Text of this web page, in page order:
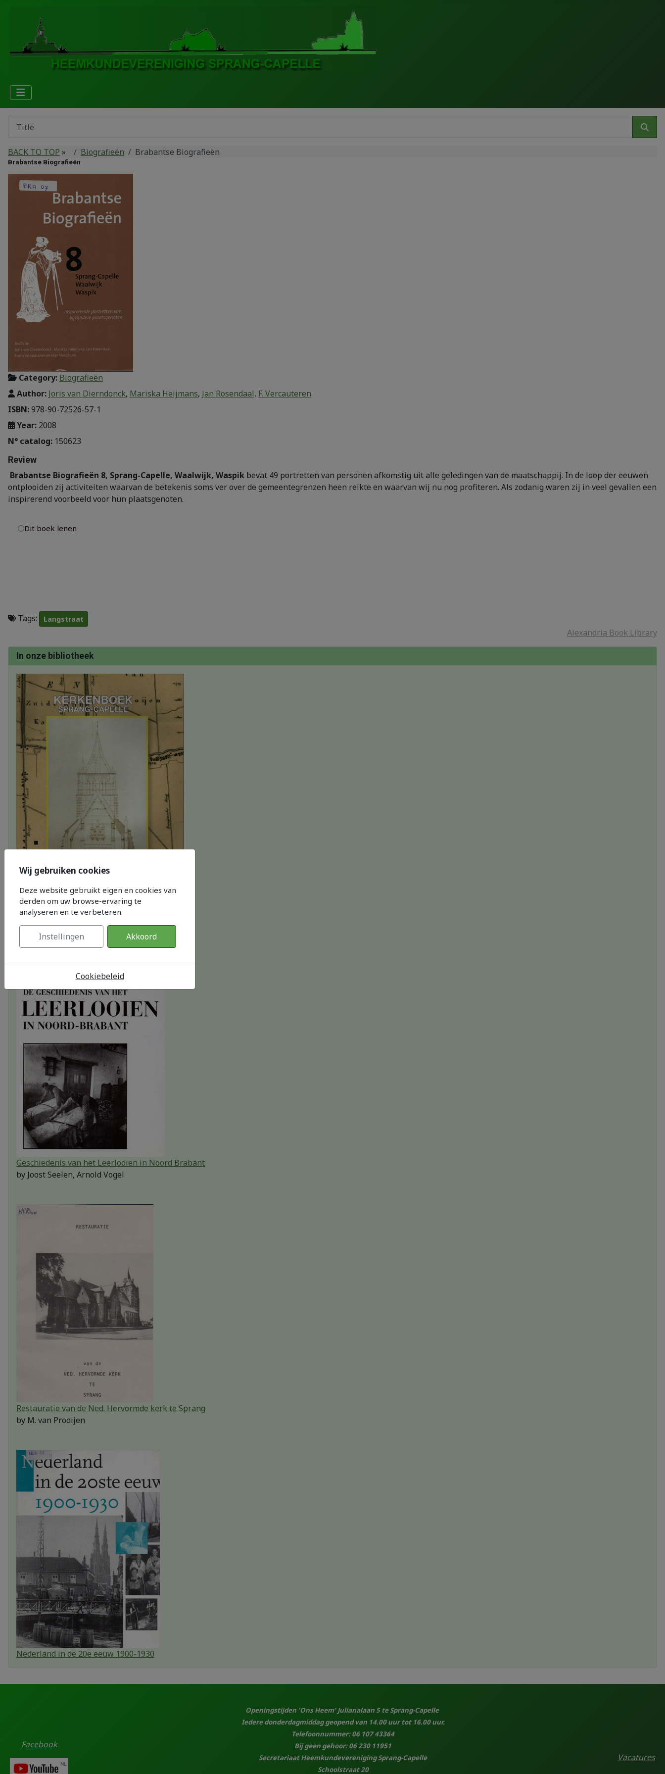
BACK TO TOP » Biografieën Brabantse Biografieën
Brabantse Biografieën
Category: Biografieën
Author: Joris van Dierndonck, Mariska Heijmans, Jan Rosendaal, F. Vercauteren
ISBN:978-90-72526-57-1
Year: 2008
N° catalog: 150623
Review
Brabantse Biografieën 8, Sprang-Capelle, Waalwijk, Waspik bevat 49 portretten van personen afkomstig uit alle geledingen van de maatschappij. In de loop der eeuwen
ontplooiden zij activiteiten waarvan de betekenis soms ver over de gemeentegrenzen heen reikte en waarvan wij nu nog profiteren. Als zodanig waren zij in veel gevallen een
inspirerend voorbeeld voor hun plaatsgenoten.
Dit boek lenen
Tags: Langstraat
Alexandria Book Library
In onze bibliotheek
Kerkenboek - Gebouwen en Geloven
byG Haverhals, M Klis, T Vos
Geschiedenis van het Leerlooien in Noord Brabant
by Joost Seelen, Arnold Vogel
Restauratie van de Ned. Hervormde kerk te Sprang
by M. van Prooijen
Nederland in de 20e eeuw 1900-1930
Facebook
Openingstijden 'Ons Heem' Julianalaan 5 te Sprang-Capelle
Iedere donderdagmiddag geopend van 14.00 uur tot 16.00 uur.
Telefoonnummer: 06 107 43364
Bij geen gehoor: 06 230 11951
Secretariaat Heemkundevereniging Sprang-Capelle
Schoolstraat 20
Vacatures
Wij gebruiken cookies
Deze website gebruikt eigen en cookies van
derden om uw browse-ervaring te
analyseren en te verbeteren.
Instellingen Akkoord
Cookiebeleid